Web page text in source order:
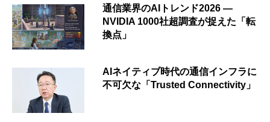
通信業界のAIトレンド2026 ―
NVIDIA 1000社超調査が捉えた「転
換点」
AIネイティブ時代の通信インフラに
不可欠な「Trusted Connectivity」